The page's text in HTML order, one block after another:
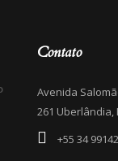
Contato
Avenida
261 Uberlândia,
+55 34